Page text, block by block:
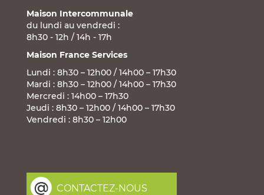
Maison Intercommunale
du lundi au vendredi :
8h30 - 12h / 14h - 17h
Maison France Services
Lundi : 8h30 – 12h00 / 14h00 – 17h30
Mardi : 8h30 – 12h00 / 14h00 – 17h30
Mercredi : 14h00 – 17h30
Jeudi : 8h30 – 12h00 / 14h00 – 17h30
Vendredi : 8h30 – 12h00
CONTACTEZ-NOUS